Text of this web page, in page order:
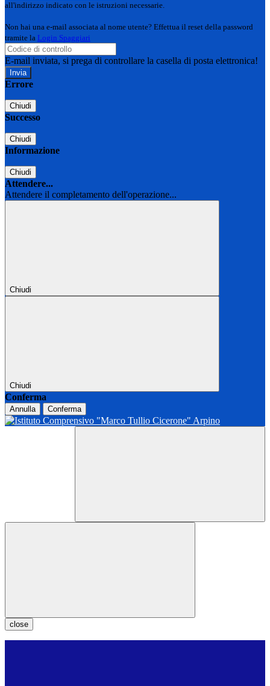
all'indirizzo indicato con le istruzioni necessarie.
Non hai una e-mail associata al nome utente? Effettua il reset della password
tramite la Login Spaggiari
E-mail inviata, si prega di controllare la casella di posta elettronica!
Errore
Chiudi
Successo
Chiudi
Informazione
Chiudi
Attendere...
Attendere il completamento dell'operazione...
Chiudi
Chiudi
Conferma
Annulla Conferma
close